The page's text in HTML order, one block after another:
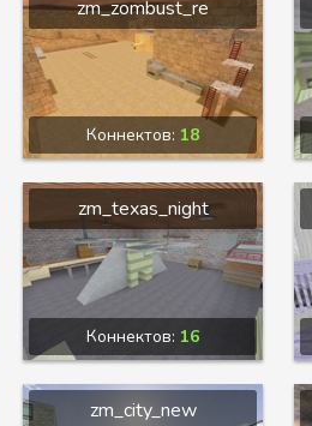
Коннектов: 18
zm_zombust_re
Коннектов: 16
zm_texas_night
zm_city_new